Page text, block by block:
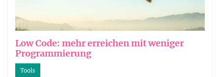
Low Code: mehr erreichen mit weniger
Programmierung
Tools